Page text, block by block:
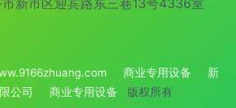
新市区迎宾路东三巷13号4336室
商业专用设备
新
公司
商业专用设备
版权所有